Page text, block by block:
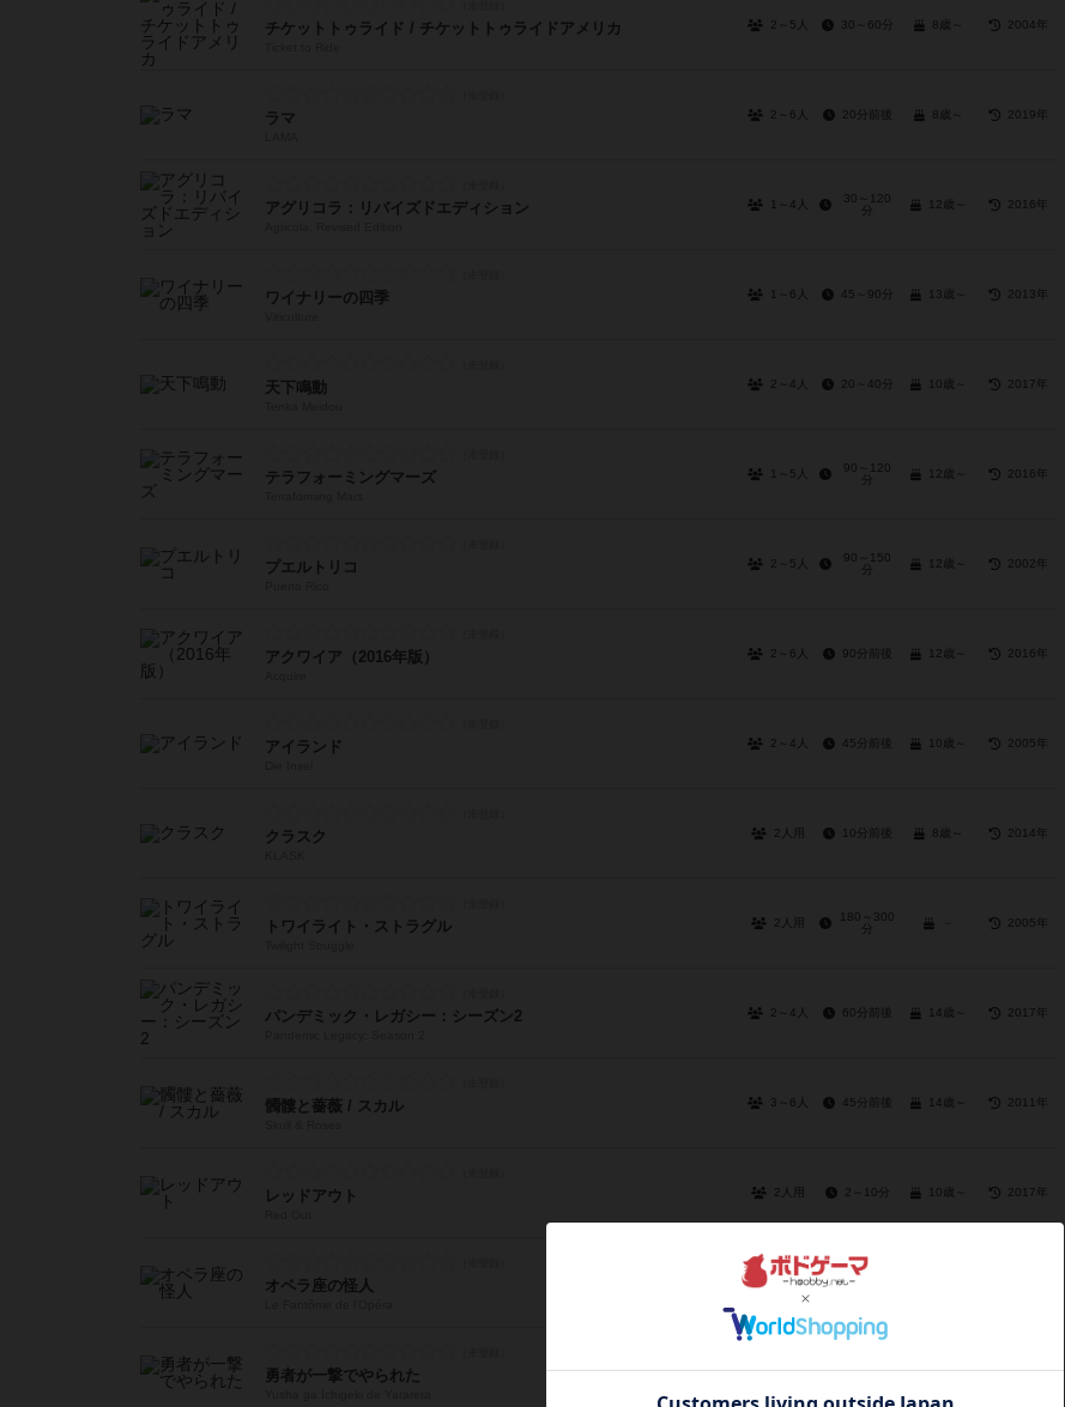
チケットトゥライド / チケットトゥライドアメリカ 2～5人 30～60分 8歳～ 2004年
ラマ 2～6人 20分前後 8歳～ 2019年
アグリコラ：リバイズドエディション 1～4人
30～120
分
12歳～ 2016年
ワイナリーの四季 1～6人 45～90分 13歳～ 2013年
天下鳴動 2～4人 20～40分 10歳～ 2017年
テラフォーミングマーズ 1～5人
90～120
分
12歳～ 2016年
プエルトリコ 2～5人
90～150
分
12歳～ 2002年
アクワイア（2016年版） 2～6人 90分前後 12歳～ 2016年
アイランド 2～4人 45分前後 10歳～ 2005年
クラスク 2人用 10分前後 8歳～ 2014年
トワイライト・ストラグル 2人用
180～300
分
2005年
パンデミック・レガシー：シーズン2 2～4人 60分前後 14歳～ 2017年
髑髏と薔薇 / スカル 3～6人 45分前後 14歳～ 2011年
レッドアウト 2人用 2～10分 10歳～ 2017年
オペラ座の怪人 2人用 30分前後
勇者が一撃でやられた 4人用 15～90分 12歳～ 2018年